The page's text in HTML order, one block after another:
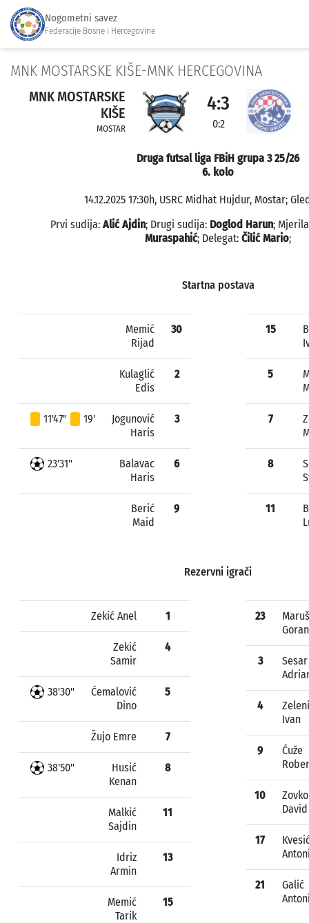
Nogometni savez
Federacije Bosne i Hercegovine
MNK MOSTARSKE KIŠE-MNK HERCEGOVINA
MNK MOSTARSKE
KIŠE
MOSTAR
4:3
0:2
Druga futsal liga FBiH grupa 3 25/26
6. kolo
14.12.2025 17:30h, USRC Midhat Hujdur, Mostar;
Prvi sudija: Alić Ajdin; Drugi sudija: Doglod Harun;
Muraspahić; Delegat: Čilić Mario;
Startna postava
Memić
Rijad
30
Kulaglić
Edis
2
11'47" 19'
Jogunović
Haris
3
23'31"
Balavac
Haris
6
Berić
Maid
9
15
5
7
8
11
Rezervni igrači
Zekić Anel 1
Zekić
Samir
4
38'30"
Ćemalović
Dino
5
Žujo Emre 7
38'50"
Husić
Kenan
8
Malkić
Sajdin
11
Idriz
Armin
13
Memić
Tarik
15
23
Goran
3
Sesar
4
Ivan
9
Ćuže
10
Zovko
David
17
21
Galić